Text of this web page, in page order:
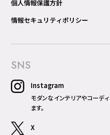
個人情報保護方針
情報セキュリティポリシー
SNS
Instagram
モダンなインテリアやコーデ
ます。
X